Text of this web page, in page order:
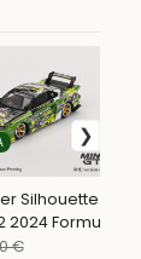
Silhouette S15
Formula
GT, MGT00823)
€